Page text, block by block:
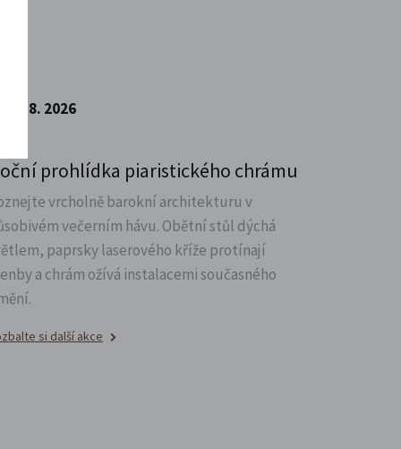
14. 8. 2026
prohlídka piaristického chrámu
vrcholně barokní architekturu v
večerním hávu. Obětní stůl dýchá
paprsky laserového kříže protínají
a chrám ožívá instalacemi současného
si další akce